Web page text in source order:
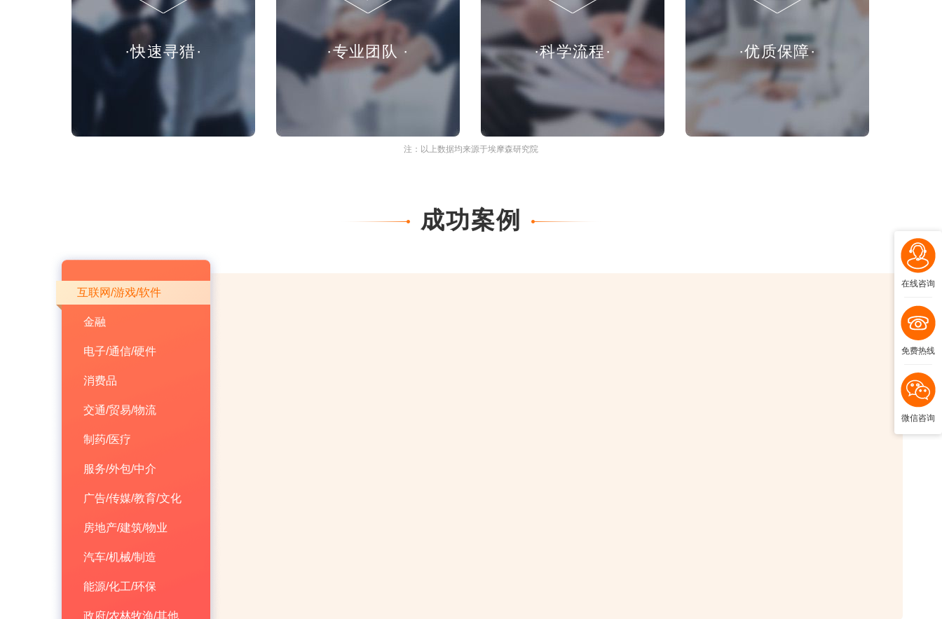
·快速寻猎· ·专业团队 · ·科学流程· ·优质保障·
注：以上数据均来源于埃摩森研究院
成功案例
互联网/游戏/软件
金融
电子/通信/硬件
消费品
交通/贸易/物流
制药/医疗
服务/外包/中介
广告/传媒/教育/文化
房地产/建筑/物业
汽车/机械/制造
能源/化工/环保
政府/农林牧渔/其他
在线咨询
免费热线
微信咨询